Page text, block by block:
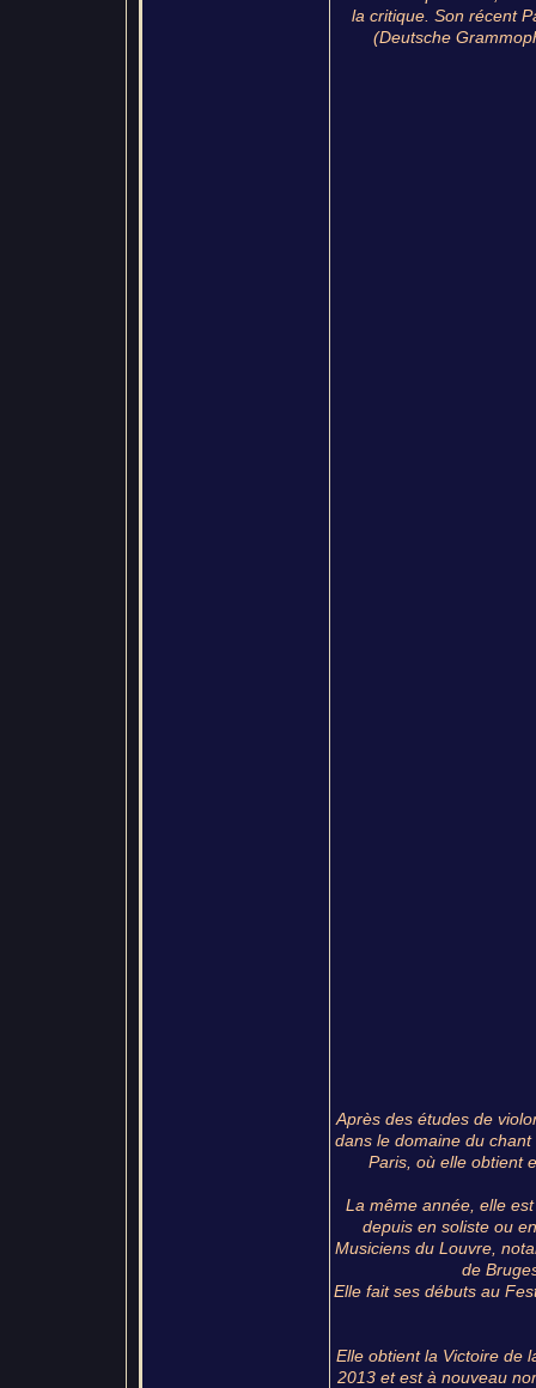
la critique. Son récent
(Deutsche
Après des études de
dans le domaine du
Paris, où elle obtient
La même année, elle
depuis en soliste ou
Musiciens du Louvre,
de
Elle fait ses débuts au
Elle obtient la Victoire de
2013 et est à nouveau